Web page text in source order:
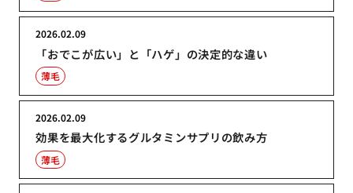
「おでこが広い」と「ハゲ」の決定的な違い
2026.02.09
薄毛
効果を最大化するグルタミンサプリの飲み方
2026.02.09
薄毛